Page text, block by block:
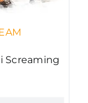
Screaming